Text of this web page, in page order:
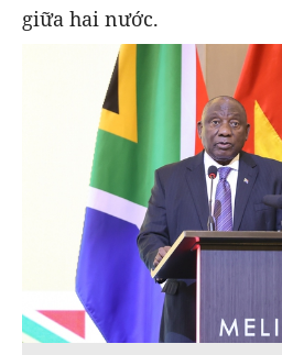
giữa hai nước.